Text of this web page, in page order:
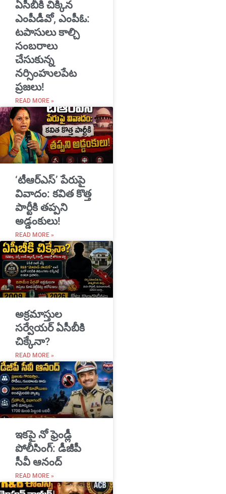
ఏసీబీకి చిక్కిన
ఎంపీడీవో, ఎంపీఓ:
టపాసులు కాల్చి
సంబరాలు
చేసుకున్న
నర్సింహులపేట
ప్రజలు!
READ MORE »
‘టీఆర్ఎస్’ పేరుపై
వివాదం: కవిత కొత్త
పార్టీకి తప్పని
అడ్డంకులు!
READ MORE »
అక్రమాస్తుల
సర్వేయర్ ఏసీబీకి
చిక్కేనా?
READ MORE »
ఇకపై నో ఫ్రెండ్లీ
పోలీసింగ్: డీజీపీ
సీవీ ఆనంద్
READ MORE »